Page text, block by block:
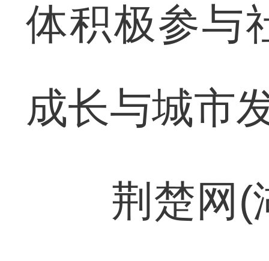
体积极参与
成长与城市
荆楚网(湖